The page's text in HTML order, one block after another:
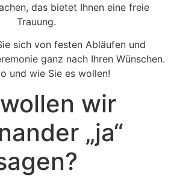
das bietet Ihnen eine freie
Trauung.
sich von festen Abläufen und
ganz nach Ihren Wünschen.
und wie Sie es wollen!
wir
„ja“